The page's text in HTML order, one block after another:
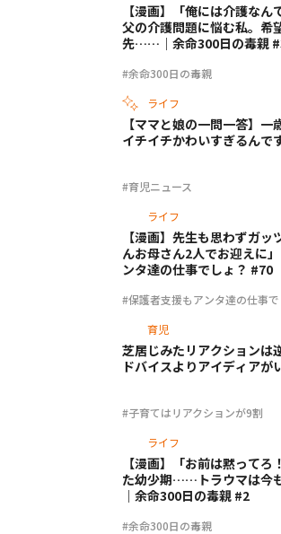
#余命300日の毒親
【漫画】「俺には介護なん
父の介護問題に悩む私。希
先……｜余命300日の毒親
ライフ
#育児ニュース
【ママと娘の一問一答】一
イチイチかわいすぎるんで
ライフ
#保護者支援もアンタ達の仕事で
【漫画】先生も思わずガッ
んお母さん2人でお迎えに
ンタ達の仕事でしょ？ #70
育児
#子育てはリアクションが9割
芝居じみたリアクションは
ドバイスよりアイディアが
ライフ
#余命300日の毒親
【漫画】「お前は黙ってろ
た幼少期……トラウマは今
｜余命300日の毒親 #2